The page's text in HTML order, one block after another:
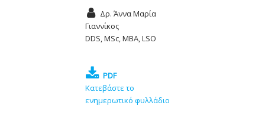
Δρ. Άννα Μαρία
Γιαννίκος
DDS, MSc, MBA, LSO
PDF
Κατεβάστε το
ενημερωτικό φυλλάδιο